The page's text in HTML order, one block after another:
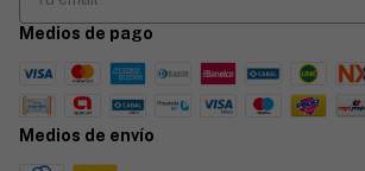
Medios de pago
Medios de envío